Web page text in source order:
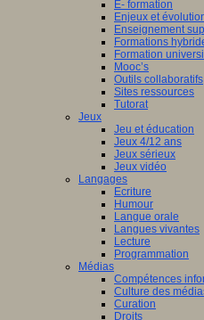
E- formation
Enjeux et
Enseignement
Formations
Formation
Mooc’s
Outils collaboratifs
Sites ressources
Tutorat
Jeux
Jeu et éducation
Jeux 4/12 ans
Jeux sérieux
Jeux vidéo
Langages
Ecriture
Humour
Langue orale
Langues vivantes
Lecture
Programmation
Médias
Compétences
Culture des
Curation
Droits